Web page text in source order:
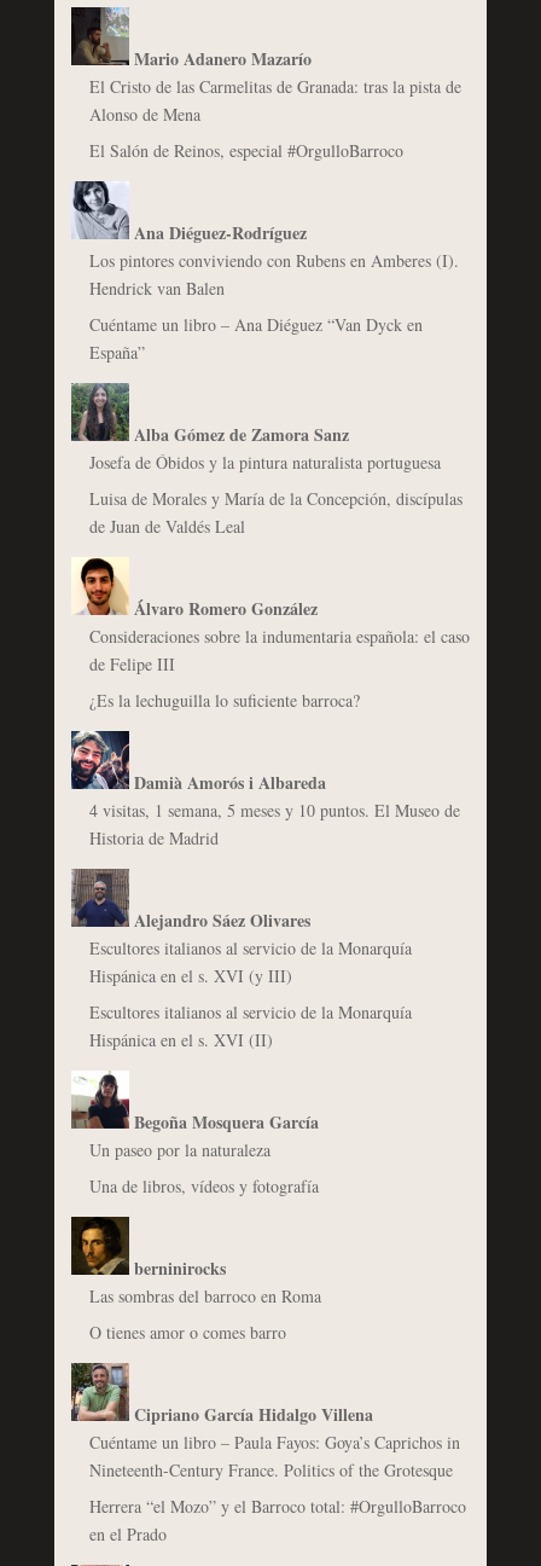
Mario Adanero Mazarío
El Cristo de las Carmelitas de Granada: tras la pista de
Alonso de Mena
El Salón de Reinos, especial #OrgulloBarroco
Ana Diéguez-Rodríguez
Los pintores conviviendo con Rubens en Amberes (I).
Hendrick van Balen
Cuéntame un libro – Ana Diéguez “Van Dyck en
España”
Alba Gómez de Zamora Sanz
Josefa de Óbidos y la pintura naturalista portuguesa
Luisa de Morales y María de la Concepción, discípulas
de Juan de Valdés Leal
Álvaro Romero González
Consideraciones sobre la indumentaria española: el caso
de Felipe III
¿Es la lechuguilla lo suficiente barroca?
Damià Amorós i Albareda
4 visitas, 1 semana, 5 meses y 10 puntos. El Museo de
Historia de Madrid
Alejandro Sáez Olivares
Escultores italianos al servicio de la Monarquía
Hispánica en el s. XVI (y III)
Escultores italianos al servicio de la Monarquía
Hispánica en el s. XVI (II)
Begoña Mosquera García
Un paseo por la naturaleza
Una de libros, vídeos y fotografía
berninirocks
Las sombras del barroco en Roma
O tienes amor o comes barro
Cipriano García Hidalgo Villena
Cuéntame un libro – Paula Fayos: Goya’s Caprichos in
Nineteenth-Century France. Politics of the Grotesque
Herrera “el Mozo” y el Barroco total: #OrgulloBarroco
en el Prado